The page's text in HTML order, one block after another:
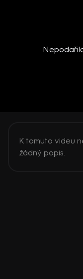
K tomuto videu
žádný popis.